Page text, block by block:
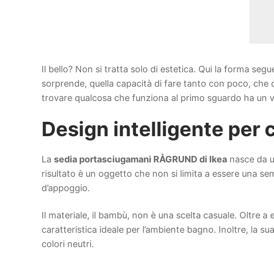
Il bello? Non si tratta solo di estetica. Qui la forma
sorprende, quella capacità di fare tanto con poco,
trovare qualcosa che funziona al primo sguardo ha un
Design intelligente per
La sedia portasciugamani RÅGRUND di Ikea nasce da
risultato è un oggetto che non si limita a essere una
d’appoggio.
Il materiale, il bambù, non è una scelta casuale. Oltre
caratteristica ideale per l’ambiente bagno. Inoltre, la
colori neutri.